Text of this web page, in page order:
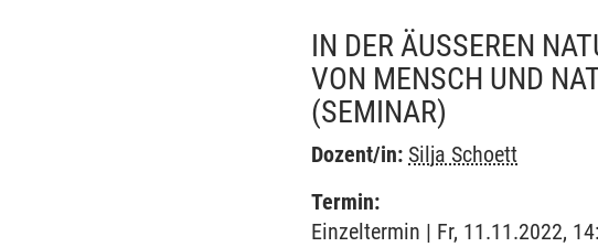
IN DER ÄUSSEREN
ON MENSCH UND
(SEMINAR)
Dozent/in: Silja Schoett
Termin:
Einzeltermin | Fr, 11.11.2022,